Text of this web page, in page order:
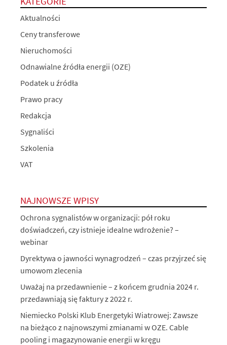
Aktualności
Ceny transferowe
Nieruchomości
Odnawialne źródła energii (OZE)
Podatek u źródła
Prawo pracy
Redakcja
Sygnaliści
Szkolenia
VAT
NAJNOWSZE WPISY
Ochrona sygnalistów w organizacji: pół roku
doświadczeń, czy istnieje idealne wdrożenie? –
webinar
Dyrektywa o jawności wynagrodzeń – czas przyjrzeć się
umowom zlecenia
Uważaj na przedawnienie – z końcem grudnia 2024 r.
przedawniają się faktury z 2022 r.
Niemiecko Polski Klub Energetyki Wiatrowej: Zawsze
na bieżąco z najnowszymi zmianami w OZE. Cable
pooling i magazynowanie energii w kręgu